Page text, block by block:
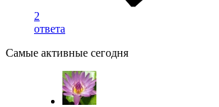
2
ответа
Самые активные сегодня